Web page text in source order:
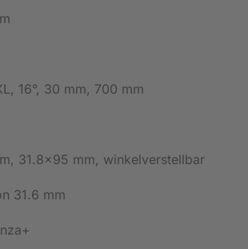
16°, 30 mm, 700 mm
31.8x95 mm, winkelverstellbar
31.6 mm